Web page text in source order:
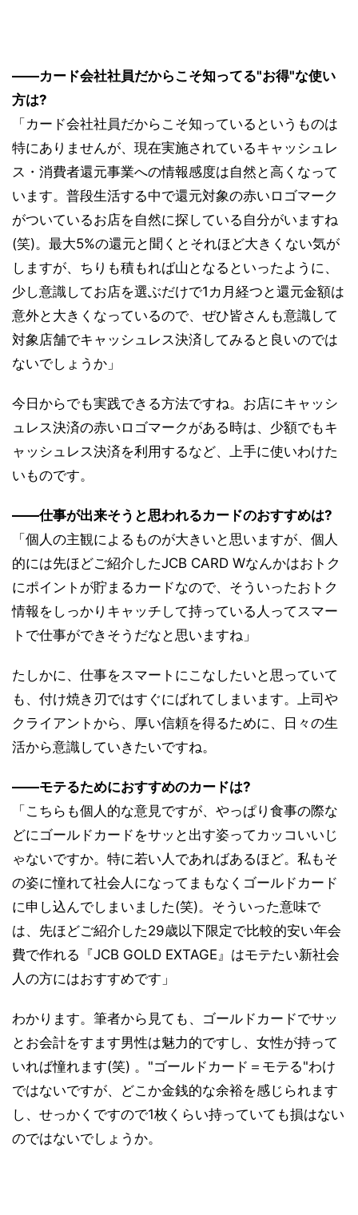
――カード会社社員だからこそ知ってる"お得"な使い
方は?
「カード会社社員だからこそ知っているというものは
特にありませんが、現在実施されているキャッシュレ
ス・消費者還元事業への情報感度は自然と高くなって
います。普段生活する中で還元対象の赤いロゴマーク
がついているお店を自然に探している自分がいますね
(笑)。最大5%の還元と聞くとそれほど大きくない気が
しますが、ちりも積もれば山となるといったように、
少し意識してお店を選ぶだけで1カ月経つと還元金額は
意外と大きくなっているので、ぜひ皆さんも意識して
対象店舗でキャッシュレス決済してみると良いのでは
ないでしょうか」
今日からでも実践できる方法ですね。お店にキャッシ
ュレス決済の赤いロゴマークがある時は、少額でもキ
ャッシュレス決済を利用するなど、上手に使いわけた
いものです。
――仕事が出来そうと思われるカードのおすすめは?
「個人の主観によるものが大きいと思いますが、個人
的には先ほどご紹介したJCB CARD Wなんかはおトク
にポイントが貯まるカードなので、そういったおトク
情報をしっかりキャッチして持っている人ってスマー
トで仕事ができそうだなと思いますね」
たしかに、仕事をスマートにこなしたいと思っていて
も、付け焼き刃ではすぐにばれてしまいます。上司や
クライアントから、厚い信頼を得るために、日々の生
活から意識していきたいですね。
――モテるためにおすすめのカードは?
「こちらも個人的な意見ですが、やっぱり食事の際な
どにゴールドカードをサッと出す姿ってカッコいいじ
ゃないですか。特に若い人であればあるほど。私もそ
の姿に憧れて社会人になってまもなくゴールドカード
に申し込んでしまいました(笑)。そういった意味で
は、先ほどご紹介した29歳以下限定で比較的安い年会
費で作れる『JCB GOLD EXTAGE』はモテたい新社会
人の方にはおすすめです」
わかります。筆者から見ても、ゴールドカードでサッ
とお会計をすます男性は魅力的ですし、女性が持って
いれば憧れます(笑) 。"ゴールドカード＝モテる"わけ
ではないですが、どこか金銭的な余裕を感じられます
し、せっかくですので1枚くらい持っていても損はない
のではないでしょうか。